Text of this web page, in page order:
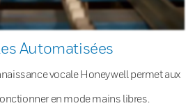
Automatisées
vocale Honeywell permet aux
en mode mains libres.